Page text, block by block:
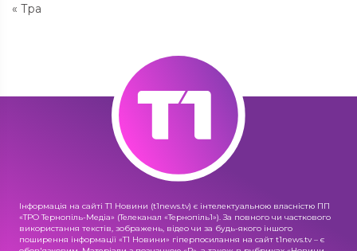
« Тра
Інформація на сайті Т1 Новини (t1news.tv) є інтелектуальною власністю ПП
«ТРО Тернопіль-Медіа» (Телеканал «Тернопіль1»). За повного чи часткового
використання текстів, зображень, відео чи за будь-якого іншого
поширення інформації «Т1 Новини» гіперпосилання на сайт t1news.tv – є